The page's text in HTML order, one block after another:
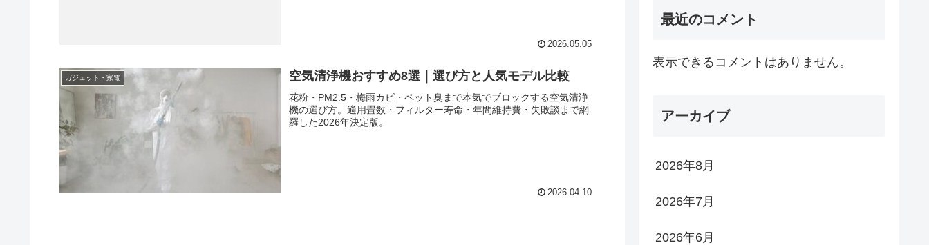
2026.05.05
ガジェット・家電 空気清浄機おすすめ8選｜選び方と人気モデル比較
花粉・PM2.5・梅雨カビ・ペット臭まで本気でブロックする空気清浄
機の選び方。適用畳数・フィルター寿命・年間維持費・失敗談まで網
羅した2026年決定版。
2026.04.10
最近のコメント
表示できるコメントはありません。
アーカイブ
2026年8月
2026年7月
2026年6月